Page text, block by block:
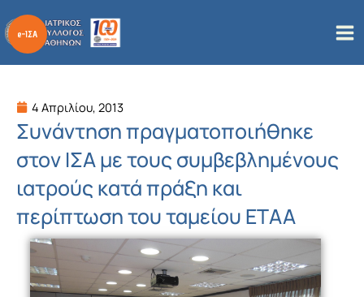
στο
περιεχόμενο
4 Απριλίου, 2013
Συνάντηση πραγματοποιήθηκε
στον ΙΣΑ με τους συμβεβλημένους
ιατρούς κατά πράξη και
περίπτωση του ταμείου ΕΤΑΑ